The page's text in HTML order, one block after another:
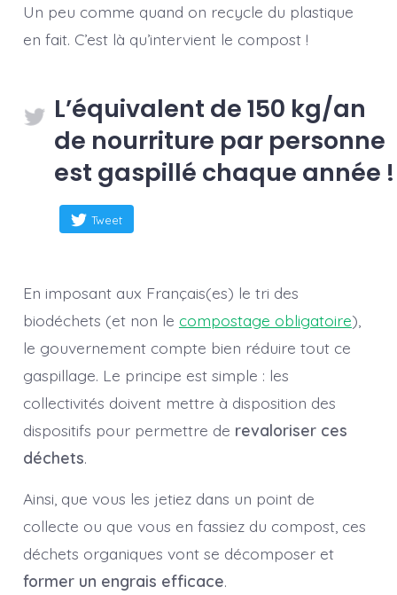
Un peu comme quand on recycle du plastique
en fait. C’est là qu’intervient le compost !
L’équivalent de 150 kg/an
de nourriture par personne
est gaspillé chaque année !
Tweet
En imposant aux Français(es) le tri des
biodéchets (et non le compostage obligatoire),
le gouvernement compte bien réduire tout ce
gaspillage. Le principe est simple : les
collectivités doivent mettre à disposition des
dispositifs pour permettre de revaloriser ces
déchets.
Ainsi, que vous les jetiez dans un point de
collecte ou que vous en fassiez du compost, ces
déchets organiques vont se décomposer et
former un engrais efficace.